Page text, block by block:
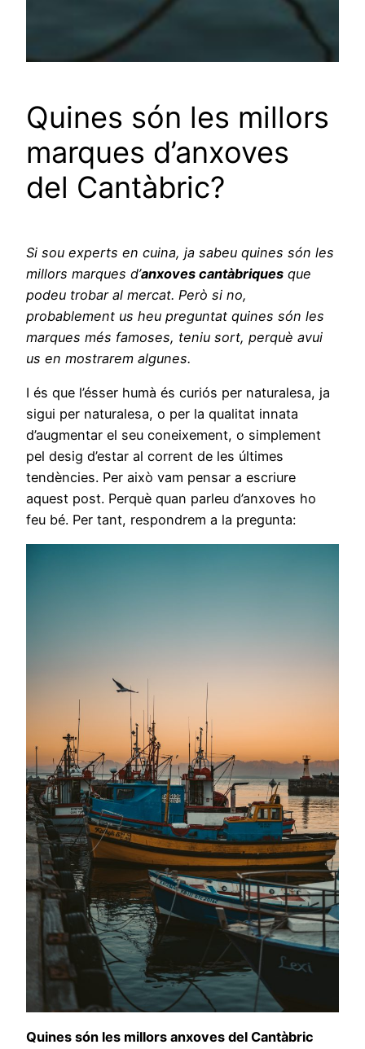
Quines són les millors
marques d’anxoves
del Cantàbric?
Si sou experts en cuina, ja sabeu quines són les
millors marques d’anxoves cantàbriques que
podeu trobar al mercat. Però si no,
probablement us heu preguntat quines són les
marques més famoses, teniu sort, perquè avui
us en mostrarem algunes.
I és que l’ésser humà és curiós per naturalesa, ja
sigui per naturalesa, o per la qualitat innata
d’augmentar el seu coneixement, o simplement
pel desig d’estar al corrent de les últimes
tendències. Per això vam pensar a escriure
aquest post. Perquè quan parleu d’anxoves ho
feu bé. Per tant, respondrem a la pregunta:
Quines són les millors anxoves del Cantàbric